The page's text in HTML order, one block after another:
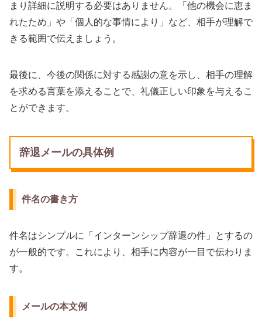
まり詳細に説明する必要はありません。「他の機会に恵ま
れたため」や「個人的な事情により」など、相手が理解で
きる範囲で伝えましょう。
最後に、今後の関係に対する感謝の意を示し、相手の理解
を求める言葉を添えることで、礼儀正しい印象を与えるこ
とができます。
辞退メールの具体例
件名の書き方
件名はシンプルに「インターンシップ辞退の件」とするの
が一般的です。これにより、相手に内容が一目で伝わりま
す。
メールの本文例